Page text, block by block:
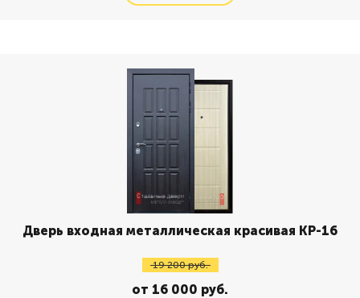
Дверь входная металлическая красивая КР-16
19 200 руб.
от 16 000 руб.